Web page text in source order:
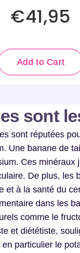
€41,95
Add to Cart
sont
sont réputées
Une banane de
Ces minéraux
De plus, les
et à la santé du
dans les
comme le
et diététiste,
particulier le